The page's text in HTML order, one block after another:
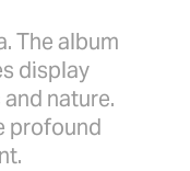
The album
display
nature.
profound